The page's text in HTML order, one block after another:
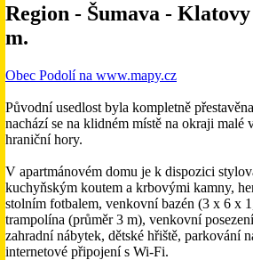
Region - Šumava -
m.
Obec Podolí na www.mapy.cz
Původní usedlost byla kompletně
nachází se na klidném místě na okraji malé
hraniční hory.
V apartmánovém domu je k dispozici
kuchyňským koutem a krbovými kamny,
stolním fotbalem, venkovní bazén (3 x 6 x
trampolína (průměr 3 m), venkovní
zahradní nábytek, dětské hřiště, parkování
internetové připojení s Wi-Fi.